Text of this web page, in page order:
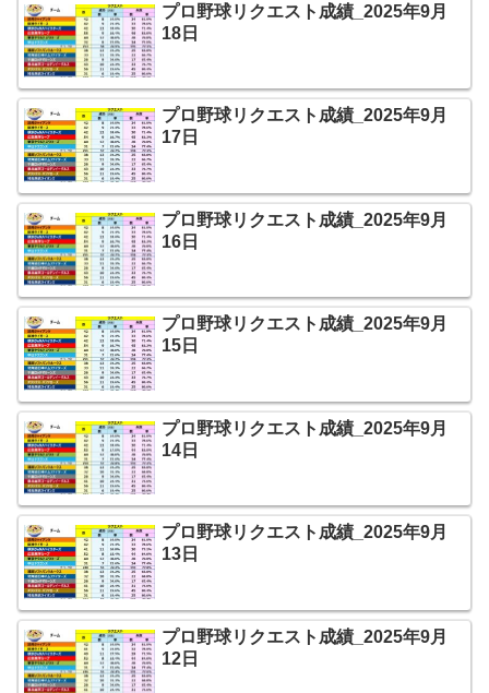
プロ野球リクエスト成績_2025年9月
18日
プロ野球リクエスト成績_2025年9月
17日
プロ野球リクエスト成績_2025年9月
16日
プロ野球リクエスト成績_2025年9月
15日
プロ野球リクエスト成績_2025年9月
14日
プロ野球リクエスト成績_2025年9月
13日
プロ野球リクエスト成績_2025年9月
12日